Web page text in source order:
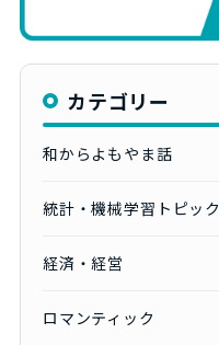
カテゴリー
和からよもやま話
統計・機械学習トピック
経済・経営
ロマンティック